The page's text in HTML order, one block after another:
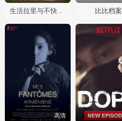
生活拉里与不快乐的追求 一部美国史 比比档案
高清